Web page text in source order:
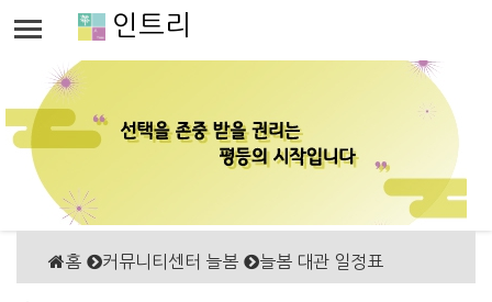
인트리
홈 커뮤니티센터 늘봄 늘봄 대관 일정표